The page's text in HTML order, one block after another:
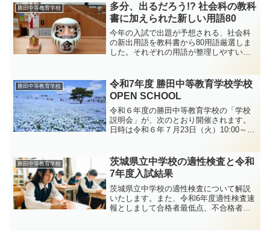
勝田中等教育学校
多分、出るだろう!? 社会科の教科
書に加えられた新しい用語80
今年の入試で出題が予想される、社会科
の新出用語を教科書から80用語厳選しま
した。それぞれの用語が整理しやすいよ
整理しています。整理しやすい50音順で
まとめています。
勝田中等教育学校
令和7年度 勝田中等教育学校学校
OPEN SCHOOL
令和６年度の勝田中等教育学校の「学校
説明会」が、次のとおり開催されます。
日時は令和６年７月23日（火）10:00～
は６月中旬より、申込専用フォームが勝
田中等教育学校のホームページに掲載さ
れますので、そちらをご利用下さい。
勝田中等教育学校
茨城県立中学校の適性検査と令和
7年度入試結果
茨城県立中学校の適性検査について解説
いたします。また、令和6年度適性検査速
報としまして合格者最低点、不合格者最